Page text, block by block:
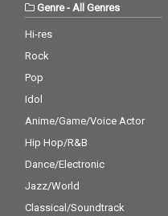
Genre- All Genres
Hi-res
Rock
Pop
Idol
Anime/Game/Voice Actor
Hip Hop/R&B
Dance/Electronic
Jazz/World
Classical/Soundtrack